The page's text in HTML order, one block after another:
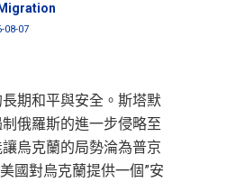
08-07
期和平與安全。斯塔默
俄羅斯的進一步侵略至
烏克蘭的局勢淪為普京
國對烏克蘭提供一個”安